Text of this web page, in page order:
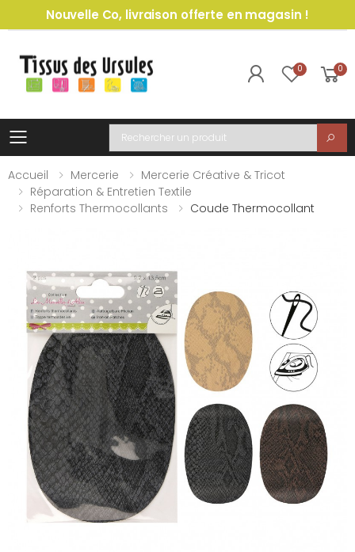
Nouvelle Co, livraison offerte en magasin !
0 0
Toggle mobile menu
Recherche
Accueil
Mercerie
Mercerie Créative & Tricot
Réparation & Entretien Textile
Renforts Thermocollants
Coude Thermocollant